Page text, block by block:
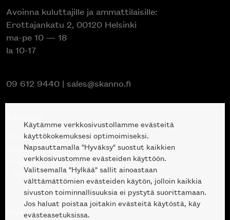
Avoinna kuluttajille ja ammattilaisille:
Erottajankatu 2, 00120 Helsinki
ma-pe 10 — 18
la 10-17
09 612 9440 | sales@skanno.fi
Tuotteet
Suunnittelupalvelu
Projektimyynti
Liike Helsingin keskustassa
Outlet
Käytämme verkkosivustollamme evästeitä
käyttökokemuksesi optimoimiseksi.
Napsauttamalla "Hyväksy" suostut kaikkien
verkkosivustomme evästeiden käyttöön.
Valitsemalla "Hylkää" sallit ainoastaan
välttämättömien evästeiden käytön, jolloin kaikkia
sivuston toiminnallisuuksia ei pystytä suorittamaan.
Jos haluat poistaa joitakin evästeitä käytöstä, käy
evästeasetuksissa.